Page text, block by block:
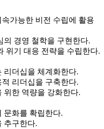
가능한 비전 수립에 활용
의 경영 철학을 구현한다.
위기 대응 전략을 수립한다.
리더십을 체계화한다.
리더십을 구축한다.
위한 역량을 강화한다.
문화를 확립한다.
추구한다.